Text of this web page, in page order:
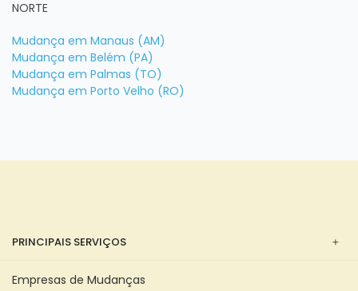
NORTE
Mudança em Manaus (AM)
Mudança em Belém (PA)
Mudança em Palmas (TO)
Mudança em Porto Velho (RO)
PRINCIPAIS SERVIÇOS
Empresas de Mudanças